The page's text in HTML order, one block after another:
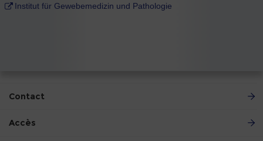
Institut für Gewebemedizin und Pathologie
Contact
Accès